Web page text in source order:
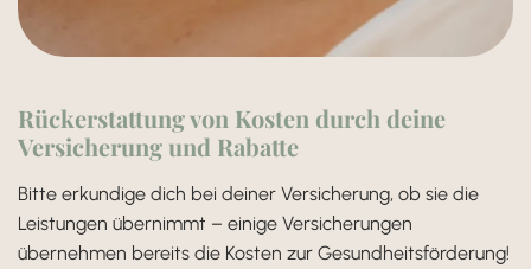
Rückerstattung von Kosten durch deine
Versicherung und Rabatte
Bitte erkundige dich bei deiner Versicherung, ob sie die
Leistungen übernimmt – einige Versicherungen
übernehmen bereits die Kosten zur Gesundheitsförderung!